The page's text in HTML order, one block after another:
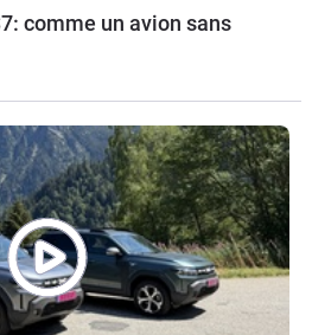
comme un avion sans